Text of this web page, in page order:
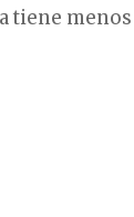
tiene menos